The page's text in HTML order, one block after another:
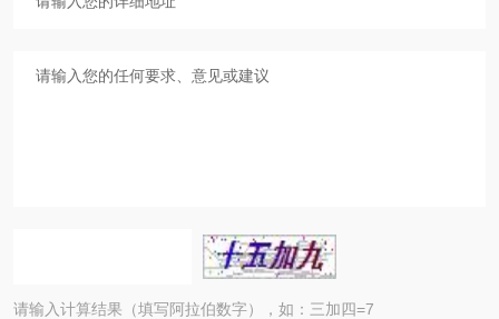
请输入计算结果（填写阿拉伯数字），如：三加四=7